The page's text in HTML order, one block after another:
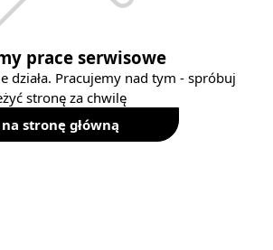
prace serwisowe
działa. Pracujemy nad tym - spróbuj
stronę za chwilę
stronę główną